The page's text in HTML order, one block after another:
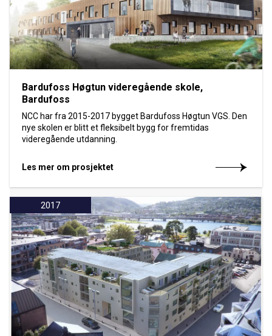
Bardufoss Høgtun videregående skole,
Bardufoss
NCC har fra 2015-2017 bygget Bardufoss Høgtun VGS. Den
nye skolen er blitt et fleksibelt bygg for fremtidas
videregående utdanning.
Les mer om prosjektet
2017